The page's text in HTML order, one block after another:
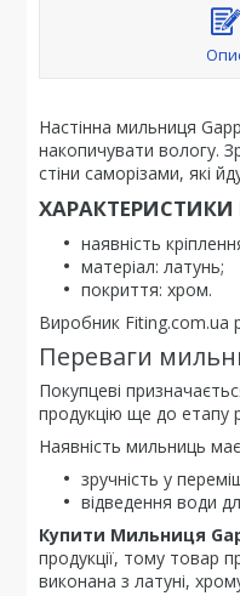
Настінна мильниця
накопичувати вологу.
стіни саморізами, які
ХАРАКТЕРИСТИКИ
наявність
матеріал: латунь;
покриття: хром.
Виробник Fiting.com.ua
Переваги
Покупцеві
продукцію ще до етапу
Наявність мильниць
зручність у
відведення води
Купити Мильниця
продукції, тому товар
виконана з латуні,